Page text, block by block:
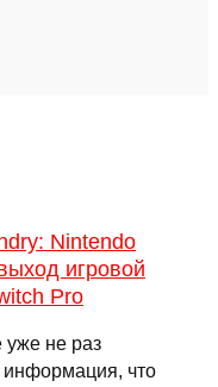
Nintendo
игровой
Pro
уже не раз
информация, что